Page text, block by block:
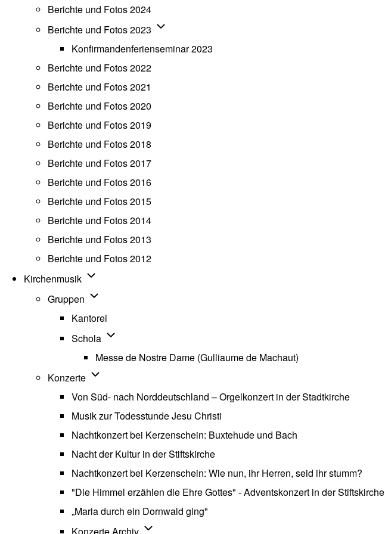
Berichte und Fotos 2024
Berichte und Fotos 2023 Unternavigation von Berichte und Fotos 2023
Konfirmandenferienseminar 2023
Berichte und Fotos 2022
Berichte und Fotos 2021
Berichte und Fotos 2020
Berichte und Fotos 2019
Berichte und Fotos 2018
Berichte und Fotos 2017
Berichte und Fotos 2016
Berichte und Fotos 2015
Berichte und Fotos 2014
Berichte und Fotos 2013
Berichte und Fotos 2012
Kirchenmusik Unternavigation von Kirchenmusik
Gruppen Unternavigation von Gruppen
Kantorei
Schola Unternavigation von Schola
Messe de Nostre Dame (Gulliaume de Machaut)
Konzerte Unternavigation von Konzerte
Von Süd- nach Norddeutschland – Orgelkonzert in der Stadtkirche
Musik zur Todesstunde Jesu Christi
Nachtkonzert bei Kerzenschein: Buxtehude und Bach
Nacht der Kultur in der Stiftskirche
Nachtkonzert bei Kerzenschein: Wie nun, ihr Herren, seid ihr stumm?
"Die Himmel erzählen die Ehre Gottes" - Adventskonzert in der Stiftskirche
„Maria durch ein Dornwald ging"
Unternavigation von Konzerte Archiv